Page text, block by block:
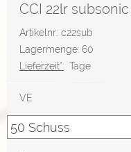
CCI 22lr subsonic
Artikelnr.: c22sub
Lagermenge: 60
Lieferzeit*: Tage
VE